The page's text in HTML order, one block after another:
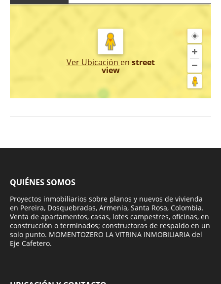
Ver Ubicación en street
view
QUIÉNES SOMOS
Proyectos inmobiliarios sobre planos y nuevos de vivienda
en Pereira, Dosquebradas, Armenia, Santa Rosa, Colombia.
Venta de apartamentos, casas, lotes campestres, oficinas, en
construcción o terminados; constructoras de respaldo en un
solo punto. MOMENTOZERO LA VITRINA INMOBILIARIA del
Eje Cafetero.